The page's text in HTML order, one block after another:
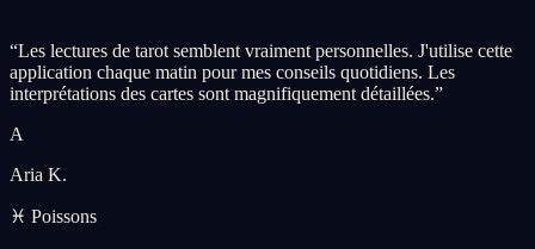
“Les lectures de tarot semblent vraiment personnelles. J'utilise cette
application chaque matin pour mes conseils quotidiens. Les
interprétations des cartes sont magnifiquement détaillées.”
A
Aria K.
♓ Poissons